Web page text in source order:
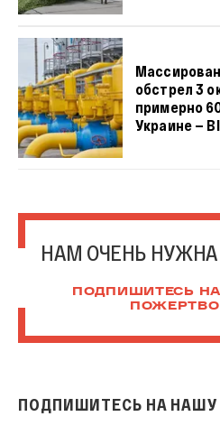
обстрел 3
примерно
Украине —
НАМ ОЧЕНЬ
ПОДПИШИТЕСЬ
ПОДПИШИТЕСЬ НА НАШУ